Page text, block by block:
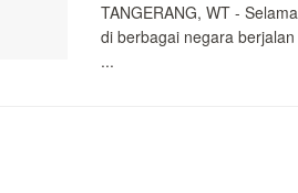
TANGERANG, WT -
di berbagai negara
...